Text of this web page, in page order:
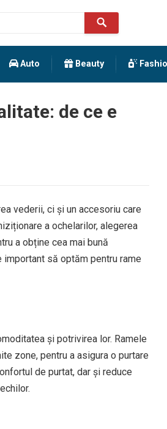
Auto Beauty
de ce e
vederii, ci și un accesoriu care
a ochelarilor, alegerea
a obține cea mai bună
să optăm pentru rame
și potrivirea lor. Ramele
zone, pentru a asigura o purtare
de purtat, dar și reduce